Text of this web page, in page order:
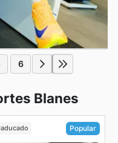
6
Blanes
Popular